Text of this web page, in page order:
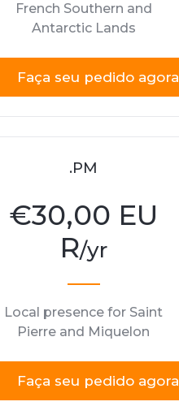
French Southern and
Antarctic Lands
Faça seu pedido agora
.PM
€30,00 EU
R/yr
Local presence for Saint
Pierre and Miquelon
Faça seu pedido agora